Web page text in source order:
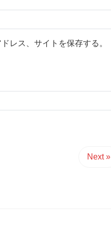
レス、サイトを保存する。
Next »